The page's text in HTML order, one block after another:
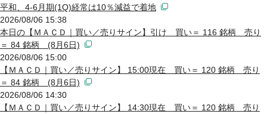
平和、4-6月期(1Q)経常は10％減益で着地
2026/08/06 15:38
本日の【ＭＡＣＤ｜買い／売りサイン】引け 買い＝ 116 銘柄 売り
＝ 84 銘柄 (8月6日)
2026/08/06 15:00
【ＭＡＣＤ｜買い／売りサイン】 15:00現在 買い＝ 120 銘柄 売り
＝ 84 銘柄 (8月6日)
2026/08/06 14:30
【ＭＡＣＤ｜買い／売りサイン】 14:30現在 買い＝ 120 銘柄 売り